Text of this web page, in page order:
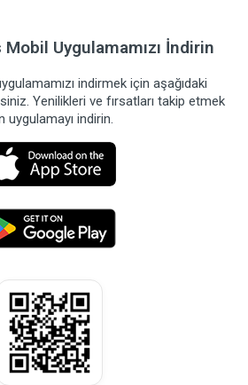
Uygulamamızı İndirin
indirmek için aşağıdaki
Yenilikleri ve fırsatları takip etmek
uygulamayı indirin.